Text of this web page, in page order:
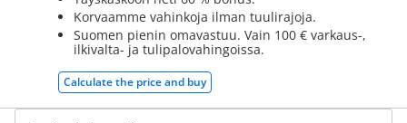
Korvaamme vahinkoja ilman tuulirajoja.
Suomen pienin omavastuu. Vain 100 € varkaus-,
ilkivalta- ja tulipalovahingoissa.
Calculate the price and buy